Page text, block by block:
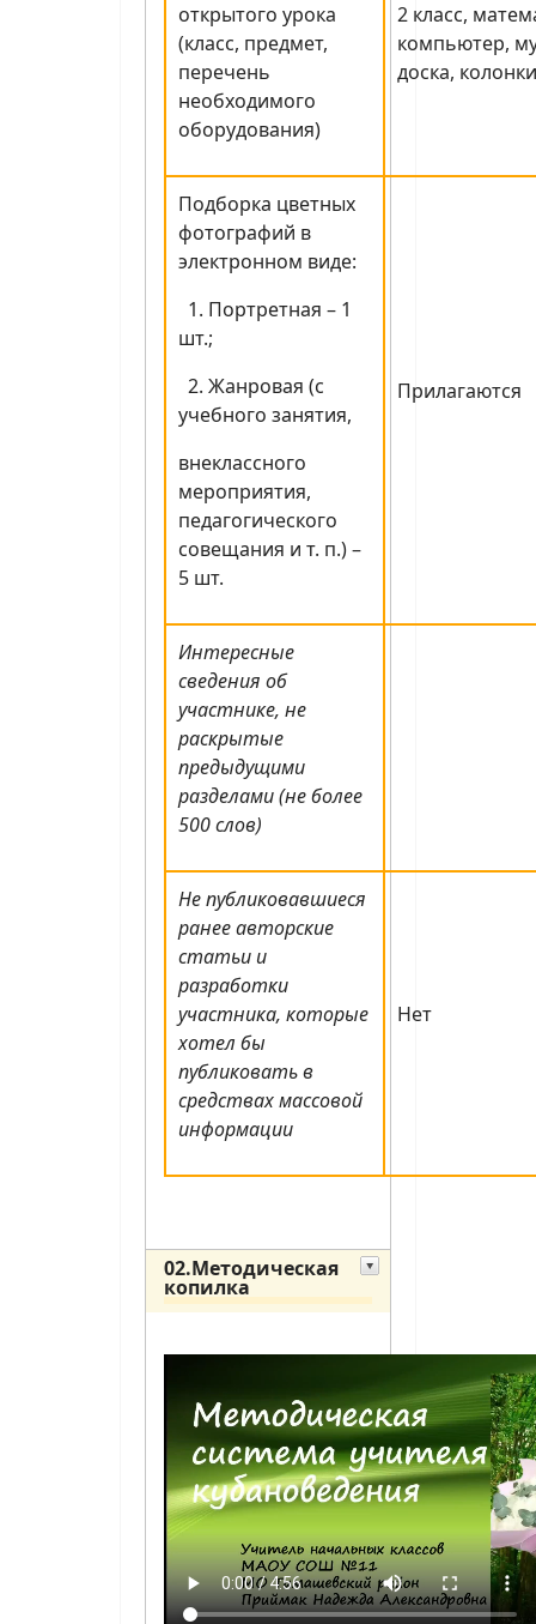
открытого урока
(класс, предмет,
перечень
необходимого
оборудования)
2 класс,
компьютер,
доска,
Подборка цветных
фотографий в
электронном виде:
1. Портретная – 1
шт.;
2. Жанровая (с
учебного занятия,
внеклассного
мероприятия,
педагогического
совещания и т. п.) –
5 шт.
Прилагаются
Интересные
сведения об
участнике, не
раскрытые
предыдущими
разделами (не более
500 слов)
Не публиковавшиеся
ранее авторские
статьи и
разработки
участника, которые
хотел бы
публиковать в
средствах массовой
информации
Нет
02.Методическая
копилка